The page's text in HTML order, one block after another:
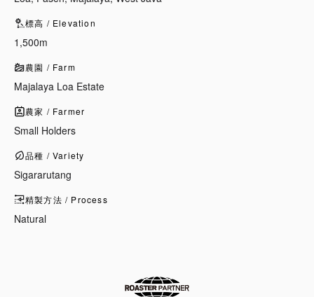
標高 / Elevation
1,500m
農園 / Farm
Majalaya Loa Estate
農家 / Farmer
Small Holders
品種 / Variety
Sigararutang
精製方法 / Process
Natural